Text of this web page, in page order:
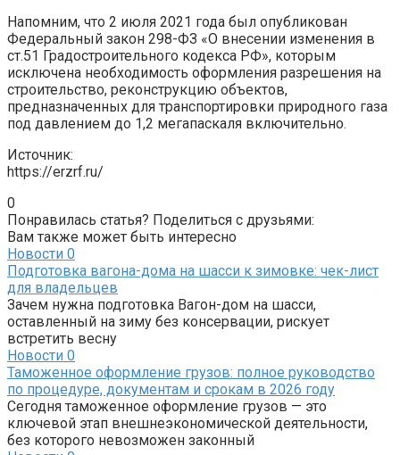
Напомним, что 2 июля 2021 года был опубликован
Федеральный закон 298-ФЗ «О внесении изменения в
ст.51 Градостроительного кодекса РФ», которым
исключена необходимость оформления разрешения на
строительство, реконструкцию объектов,
предназначенных для транспортировки природного газа
под давлением до 1,2 мегапаскаля включительно.
Источник:
https://erzrf.ru/
0
Понравилась статья? Поделиться с друзьями:
Вам также может быть интересно
Новости 0
Подготовка вагона-дома на шасси к зимовке: чек-лист
для владельцев
Зачем нужна подготовка Вагон-дом на шасси,
оставленный на зиму без консервации, рискует
встретить весну
Новости 0
Таможенное оформление грузов: полное руководство
по процедуре, документам и срокам в 2026 году
Сегодня таможенное оформление грузов — это
ключевой этап внешнеэкономической деятельности,
без которого невозможен законный